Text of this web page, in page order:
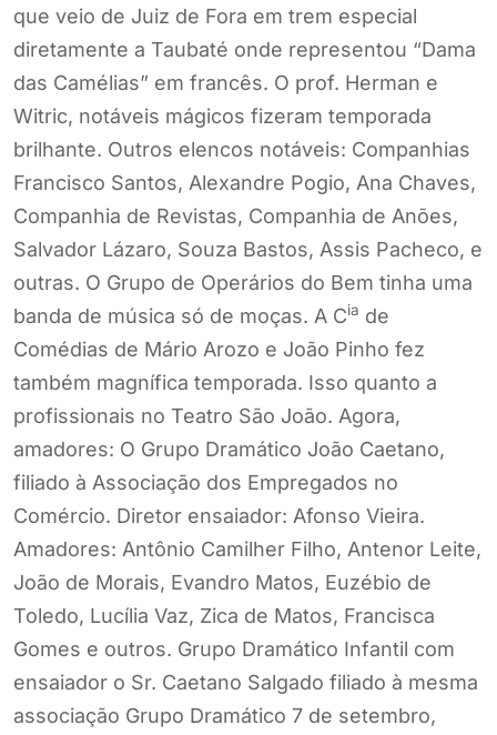
que veio de Juiz de Fora em trem especial
diretamente a Taubaté onde representou “Dama
das Camélias” em francês. O prof. Herman e
Witric, notáveis mágicos fizeram temporada
brilhante. Outros elencos notáveis: Companhias
Francisco Santos, Alexandre Pogio, Ana Chaves,
Companhia de Revistas, Companhia de Anões,
Salvador Lázaro, Souza Bastos, Assis Pacheco, e
outras. O Grupo de Operários do Bem tinha uma
banda de música só de moças. A Cia de
Comédias de Mário Arozo e João Pinho fez
também magnífica temporada. Isso quanto a
profissionais no Teatro São João. Agora,
amadores: O Grupo Dramático João Caetano,
filiado à Associação dos Empregados no
Comércio. Diretor ensaiador: Afonso Vieira.
Amadores: Antônio Camilher Filho, Antenor Leite,
João de Morais, Evandro Matos, Euzébio de
Toledo, Lucília Vaz, Zica de Matos, Francisca
Gomes e outros. Grupo Dramático Infantil com
ensaiador o Sr. Caetano Salgado filiado à mesma
associação Grupo Dramático 7 de setembro,